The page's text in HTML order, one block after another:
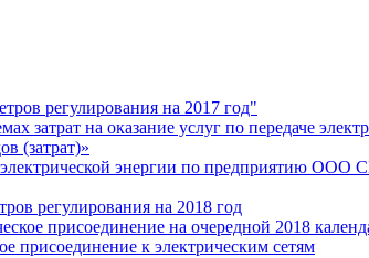
регулирования на 2017 год"
на оказание услуг по передаче
(затрат)»
энергии по предприятию ООО
регулирования на 2018 год
присоединение на очередной 2018
присоединение к электрическим сетям